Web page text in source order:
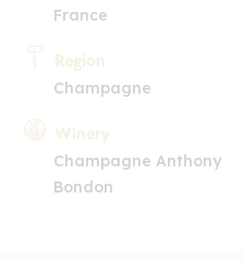
France
Region
Champagne
Winery
Champagne Anthony
Bondon